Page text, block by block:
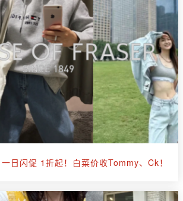
日闪促 1折起！白菜价收Tommy、Ck！